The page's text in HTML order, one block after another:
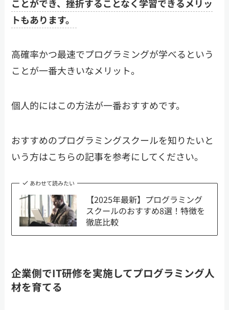
ことができ、挫折することなく学習できるメリッ
トもあります。
高確率かつ最速でプログラミングが学べるという
ことが一番大きいなメリット。
個人的にはこの方法が一番おすすめです。
おすすめのプログラミングスクールを知りたいと
いう方はこちらの記事を参考にしてください。
あわせて読みたい
【2025年最新】プログラミング
スクールのおすすめ8選！特徴を
徹底比較
企業側でIT研修を実施してプログラミング人
材を育てる